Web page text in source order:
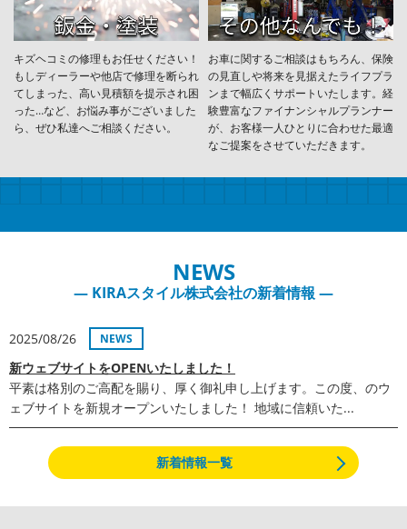
キズヘコミの修理もお任せください！
もしディーラーや他店で修理を断られ
てしまった、高い見積額を提示され困
った…など、お悩み事がございました
ら、ぜひ私達へご相談ください。
お車に関するご相談はもちろん、保険
の見直しや将来を見据えたライフプラ
ンまで幅広くサポートいたします。経
験豊富なファイナンシャルプランナー
が、お客様一人ひとりに合わせた最適
なご提案をさせていただきます。
NEWS
― KIRAスタイル株式会社の新着情報 ―
2025/08/26 NEWS
新ウェブサイトをOPENいたしました！
平素は格別のご高配を賜り、厚く御礼申し上げます。この度、のウ
ェブサイトを新規オープンいたしました！ 地域に信頼いた...
新着情報一覧